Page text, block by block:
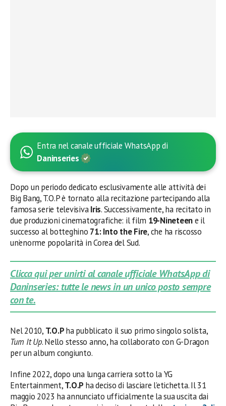
Entra nel canale ufficiale WhatsApp di
Daninseries
Dopo un periodo dedicato esclusivamente alle attività dei
Big Bang, T.O.P è tornato alla recitazione partecipando alla
famosa serie televisivaIris. Successivamente, ha recitato in
due produzioni cinematografiche: il film 19-Nineteene il
successo al botteghino 71: Into the Fire, che ha riscosso
un’enorme popolarità in Corea del Sud.
Clicca qui per unirti al canale ufficiale WhatsApp di
Daninseries: tutte le news in un unico posto sempre
con te.
Nel 2010, T.O.Pha pubblicato il suo primo singolo solista,
Turn It Up. Nello stesso anno, ha collaborato con G-Dragon
per un album congiunto.
Infine 2022, dopo una lunga carriera sotto la YG
Entertainment,T.O.P ha deciso di lasciare l’etichetta. Il 31
maggio 2023 ha annunciato ufficialmente la sua uscita dai